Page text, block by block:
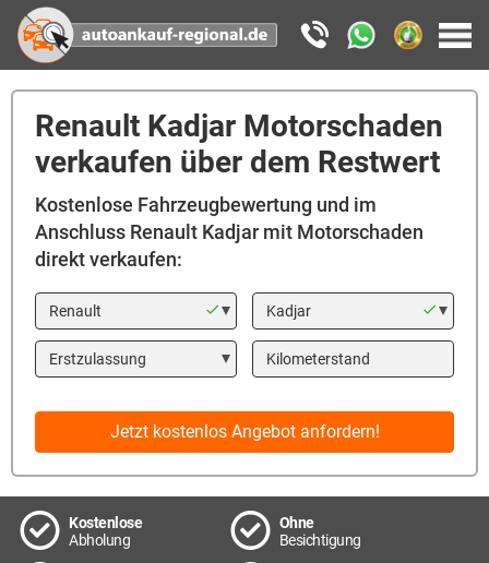
Renault Kadjar Motorschaden
verkaufen über dem Restwert
Kostenlose Fahrzeugbewertung und im
Anschluss Renault Kadjar mit Motorschaden
direkt verkaufen:
Marke Modell
Year Kilometerstand
Jetzt kostenlos Angebot anfordern!
Kostenlose
Abholung
Ohne
Besichtigung